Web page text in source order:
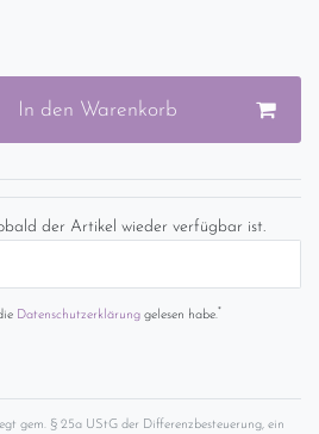
In den Warenkorb
der Artikel wieder verfügbar ist.
Daten­schutz­erklärunggelesen habe.*
gem. § 25a UStG der Differenzbesteuerung, ein